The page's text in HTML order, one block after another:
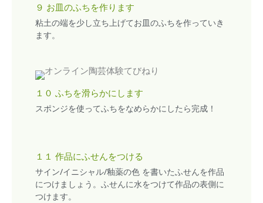
９ お皿のふちを作ります
粘土の端を少し立ち上げてお皿のふちを作っていき
ます。
１０ ふちを滑らかにします
スポンジを使ってふちをなめらかにしたら完成！
１１ 作品にふせんをつける
サイン/イニシャル/釉薬の色 を書いたふせんを作品
につけましょう。ふせんに水をつけて作品の表側に
つけます。